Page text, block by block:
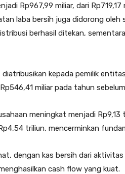
Rp967,99 miliar, dari Rp719,17
laba bersih juga didorong
berhasil ditekan,
kepada pemilik
miliar pada tahun
meningkat menjadi
triliun, mencerminkan
dengan kas bersih dari
cash flow yang kuat.